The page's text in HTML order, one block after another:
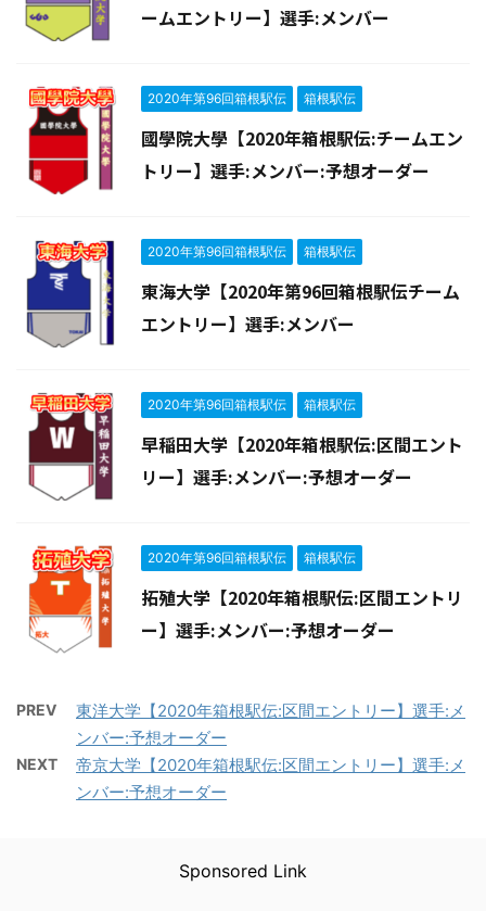
ームエントリー】選手:メンバー
2020年第96回箱根駅伝 箱根駅伝
國學院大學【2020年箱根駅伝:チームエン
トリー】選手:メンバー:予想オーダー
2020年第96回箱根駅伝 箱根駅伝
東海大学【2020年第96回箱根駅伝チーム
エントリー】選手:メンバー
2020年第96回箱根駅伝 箱根駅伝
早稲田大学【2020年箱根駅伝:区間エント
リー】選手:メンバー:予想オーダー
2020年第96回箱根駅伝 箱根駅伝
拓殖大学【2020年箱根駅伝:区間エントリ
ー】選手:メンバー:予想オーダー
PREV
東洋大学【2020年箱根駅伝:区間エントリー】選手:メ
ンバー:予想オーダー
NEXT
帝京大学【2020年箱根駅伝:区間エントリー】選手:メ
ンバー:予想オーダー
Sponsored Link